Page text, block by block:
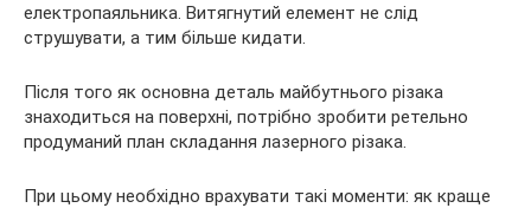
електропаяльника. Витягнутий елемент не слід
струшувати, а тим більше кидати.
Після того як основна деталь майбутнього різака
знаходиться на поверхні, потрібно зробити ретельно
продуманий план складання лазерного різака.
При цьому необхідно врахувати такі моменти: як краще